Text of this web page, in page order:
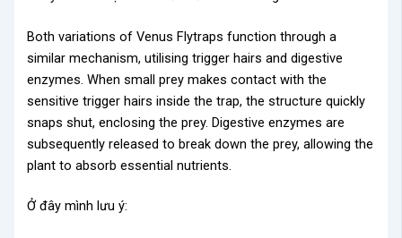
Both variations of Venus Flytraps function through a
similar mechanism, utilising trigger hairs and digestive
enzymes. When small prey makes contact with the
sensitive trigger hairs inside the trap, the structure quickly
snaps shut, enclosing the prey. Digestive enzymes are
subsequently released to break down the prey, allowing the
plant to absorb essential nutrients.
Ở đây mình lưu ý: